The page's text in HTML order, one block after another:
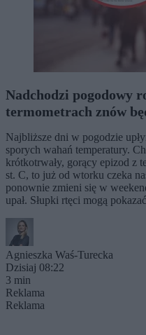
Nadchodzi pogodowy
termometrach znów
Najbliższe dni w pogodzie
sporych wahań temperatury.
krótkotrwały, gorący epizod z
st. C, to już od wtorku czeka
ponownie zmieni się w
upał. Słupki rtęci mogą
Agnieszka Waś-Turecka
Dzisiaj 08:22
3 min
Reklama
Reklama